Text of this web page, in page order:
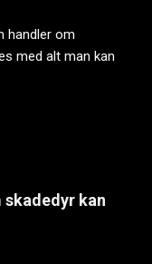
handler om
med alt man kan
skadedyr kan